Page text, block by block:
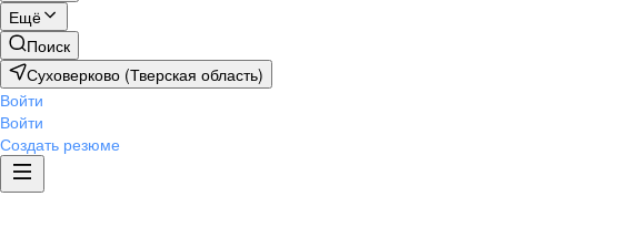
Ещё
Поиск
Суховерково (Тверская область)
Войти
Войти
Создать резюме